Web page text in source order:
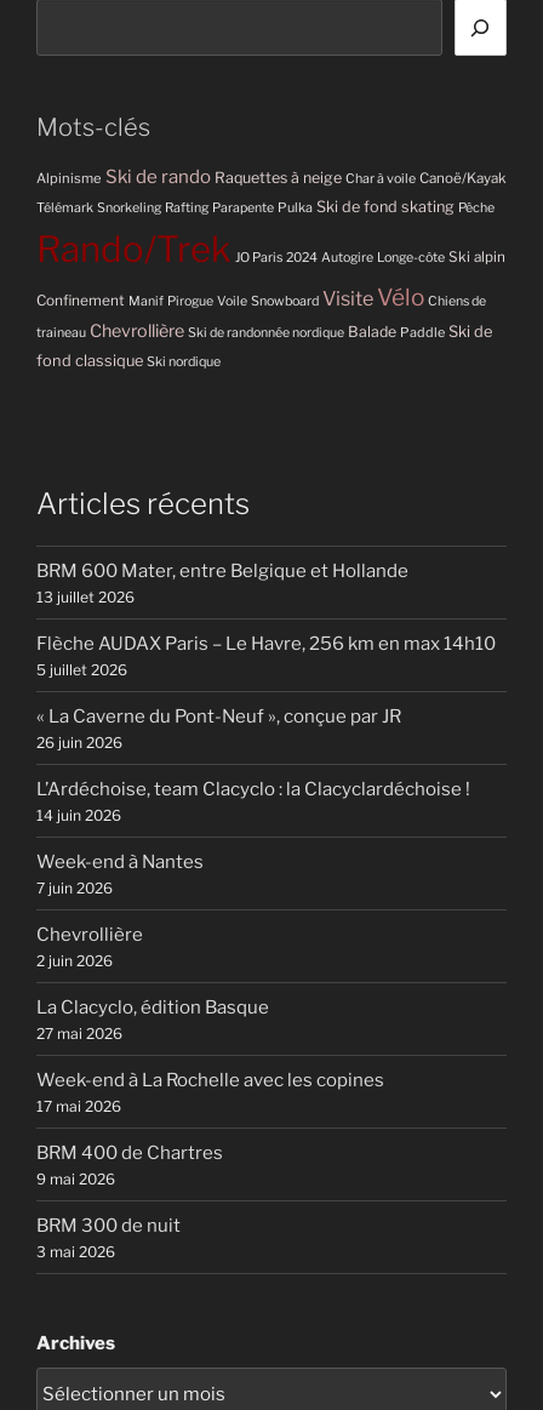
Mots-clés
Alpinisme Ski de rando Raquettes à neige Char à voile Canoë/Kayak
Télémark Snorkeling Rafting Parapente Pulka Ski de fond skating Pêche
Rando/Trek JO Paris 2024 Autogire Longe-côte Ski alpin
Confinement Manif Pirogue Voile Snowboard Visite Vélo Chiens de
traineau Chevrollière Ski de randonnée nordique Balade Paddle Ski de
fond classique Ski nordique
Articles récents
BRM 600 Mater, entre Belgique et Hollande
13 juillet 2026
Flèche AUDAX Paris – Le Havre, 256 km en max 14h10
5 juillet 2026
« La Caverne du Pont-Neuf », conçue par JR
26 juin 2026
L’Ardéchoise, team Clacyclo : la Clacyclardéchoise !
14 juin 2026
Week-end à Nantes
7 juin 2026
Chevrollière
2 juin 2026
La Clacyclo, édition Basque
27 mai 2026
Week-end à La Rochelle avec les copines
17 mai 2026
BRM 400 de Chartres
9 mai 2026
BRM 300 de nuit
3 mai 2026
Archives